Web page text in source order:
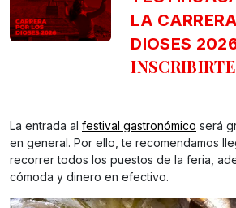
LA
DIOSES
INSCRIBIRTE
La entrada al festival gastronómico será
en general. Por ello, te recomendamos
recorrer todos los puestos de la feria,
cómoda y dinero en efectivo.